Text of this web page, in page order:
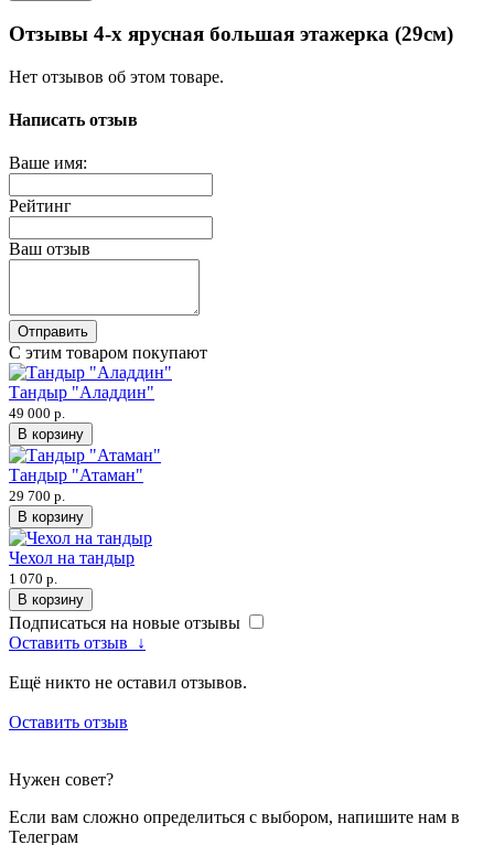
Отзывы 4-х ярусная большая этажерка (29см)
Нет отзывов об этом товаре.
Написать отзыв
Ваше имя:
Рейтинг
Ваш отзыв
Отправить
С этим товаром покупают
Тандыр "Аладдин"
49 000 р.
В корзину
Тандыр "Атаман"
29 700 р.
В корзину
Чехол на тандыр
1 070 р.
В корзину
Подписаться на новые отзывы
Оставить отзыв
↓
Ещё никто не оставил отзывов.
Оставить отзыв
Нужен совет?
Если вам сложно определиться с выбором, напишите нам в
Телеграм